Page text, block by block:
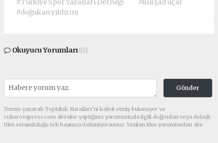
#Türkiye Spor Yazarları Derneği
#kürşad uçar
#doğukan yıldırım
Okuyucu Yorumları(0)
Gönder
Yorum yazarak Topluluk Kuralları’nı kabul etmiş bulunuyor ve
cukurovapress.com sitesine yaptığınız yorumunuzla ilgili doğrudan veya dolaylı
tüm sorumluluğu tek başınıza üstleniyorsunuz. Yazılan tüm yorumlardan site